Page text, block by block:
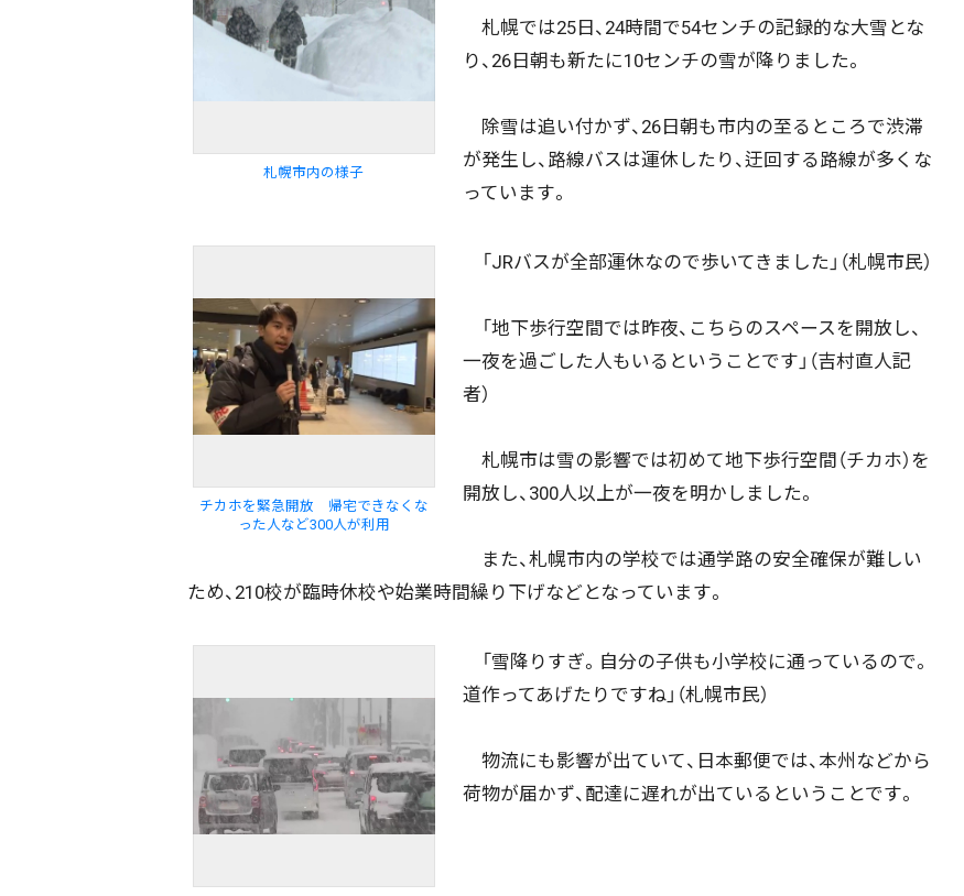
札幌市内の様子
札幌では25日、24時間で54センチの記録的な大雪とな
り、26日朝も新たに10センチの雪が降りました。
除雪は追い付かず、26日朝も市内の至るところで渋滞
が発生し、路線バスは運休したり、迂回する路線が多くな
っています。
チカホを緊急開放 帰宅できなくな
った人など300人が利用
「JRバスが全部運休なので歩いてきました」（札幌市民）
「地下歩行空間では昨夜、こちらのスペースを開放し、
一夜を過ごした人もいるということです」（吉村直人記
者）
札幌市は雪の影響では初めて地下歩行空間（チカホ）を
開放し、300人以上が一夜を明かしました。
また、札幌市内の学校では通学路の安全確保が難しい
ため、210校が臨時休校や始業時間繰り下げなどとなっています。
「雪降りすぎ。自分の子供も小学校に通っているので。
道作ってあげたりですね」（札幌市民）
物流にも影響が出ていて、日本郵便では、本州などから
荷物が届かず、配達に遅れが出ているということです。
ニュース記事を探す
配信日 きのう 08月04日 08月03日 08月02日 08月01日 07月31日